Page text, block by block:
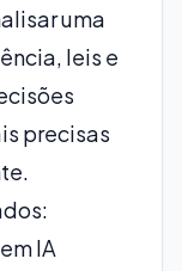
uma
leis e
precisas
IA